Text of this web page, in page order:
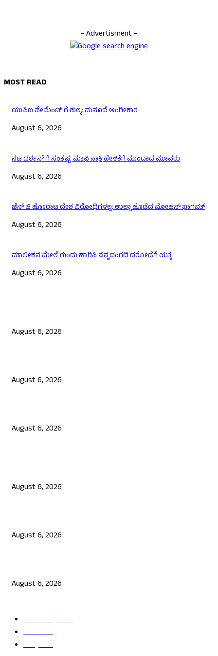
- Advertisment -
MOST READ
ಯುಪಿಐ ಪೇಮೆಂಟ್ ಗೆ ಶುಲ್ಕ: ಮಸೂದೆ ಅಂಗೀಕಾರ
August 6, 2026
ನಟ ದರ್ಶನ್ ಗೆ ಸಂಕಷ್ಟ: ಮಾಫಿ ಸಾಕ್ಷಿ ಹೇಳಿಕೆಗೆ ಮುಂದಾದ ಮೂವರು
August 6, 2026
ಜೆನ್ ಜಿ ಹೋರಾಟ ದೇಶ ವಿರೋಧಿಗಳಲ್ಲ: ಉಲ್ಟಾ ಹೊಡೆದ ಮೋಹನ್ ಭಾಗವತ್
August 6, 2026
ಮಾಲೀಕನ ಮೇಲೆ ಗುಂಡು ಹಾರಿಸಿ ಚಿನ್ನದಂಗಡಿ ದರೋಡೆಗೆ ಯತ್ನ
August 6, 2026
August 6, 2026
August 6, 2026
August 6, 2026
August 6, 2026
August 6, 2026
August 6, 2026
ತಾಜಾ ಸುದ್ದಿ 2865
ದೇಶ2245
ರಾಜ್ಯ 2216